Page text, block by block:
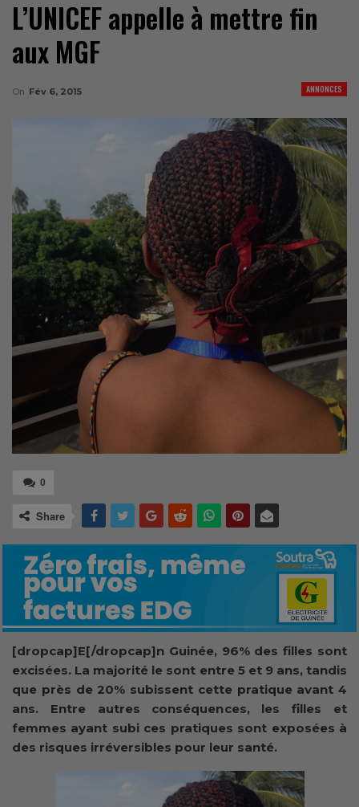
L’UNICEF appelle à mettre fin
aux MGF
ANNONCES
On Fév 6, 2015
0
Share
[dropcap]E[/dropcap]n Guinée, 96% des filles sont
excisées. La majorité le sont entre 5 et 9 ans, tandis
que près de 20% subissent cette pratique avant 4
ans. Entre autres conséquences, les filles et
femmes ayant subi ces pratiques sont exposées à
des risques irréversibles pour leur santé.